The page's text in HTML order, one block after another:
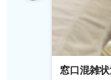
窓口混雑